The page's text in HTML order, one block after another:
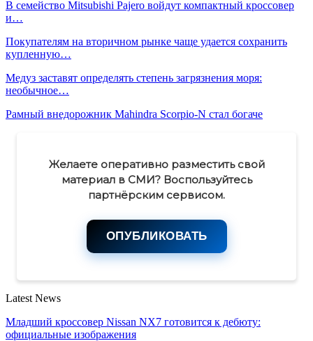
В семейство Mitsubishi Pajero войдут компактный кроссовер
и…
Покупателям на вторичном рынке чаще удается сохранить
купленную…
Медуз заставят определять степень загрязнения моря:
необычное…
Рамный внедорожник Mahindra Scorpio-N стал богаче
Желаете оперативно разместить свой
материал в СМИ? Воспользуйтесь
партнёрским сервисом.
ОПУБЛИКОВАТЬ
Latest News
Младший кроссовер Nissan NX7 готовится к дебюту:
официальные изображения